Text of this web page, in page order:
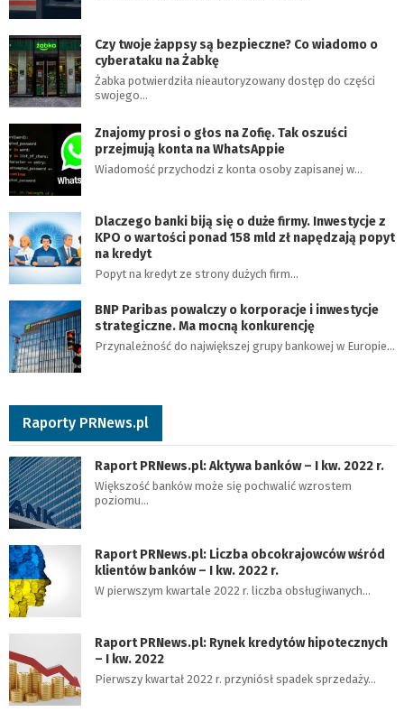
Czy twoje żappsy są bezpieczne? Co wiadomo o
cyberataku na Żabkę
Żabka potwierdziła nieautoryzowany dostęp do części
swojego…
Znajomy prosi o głos na Zofię. Tak oszuści
przejmują konta na WhatsAppie
Wiadomość przychodzi z konta osoby zapisanej w…
Dlaczego banki biją się o duże firmy. Inwestycje z
KPO o wartości ponad 158 mld zł napędzają popyt
na kredyt
Popyt na kredyt ze strony dużych firm…
BNP Paribas powalczy o korporacje i inwestycje
strategiczne. Ma mocną konkurencję
Przynależność do największej grupy bankowej w Europie…
Raporty PRNews.pl
Raport PRNews.pl: Aktywa banków – I kw. 2022 r.
Większość banków może się pochwalić wzrostem
poziomu…
Raport PRNews.pl: Liczba obcokrajowców wśród
klientów banków – I kw. 2022 r.
W pierwszym kwartale 2022 r. liczba obsługiwanych…
Raport PRNews.pl: Rynek kredytów hipotecznych
– I kw. 2022
Pierwszy kwartał 2022 r. przyniósł spadek sprzedaży…